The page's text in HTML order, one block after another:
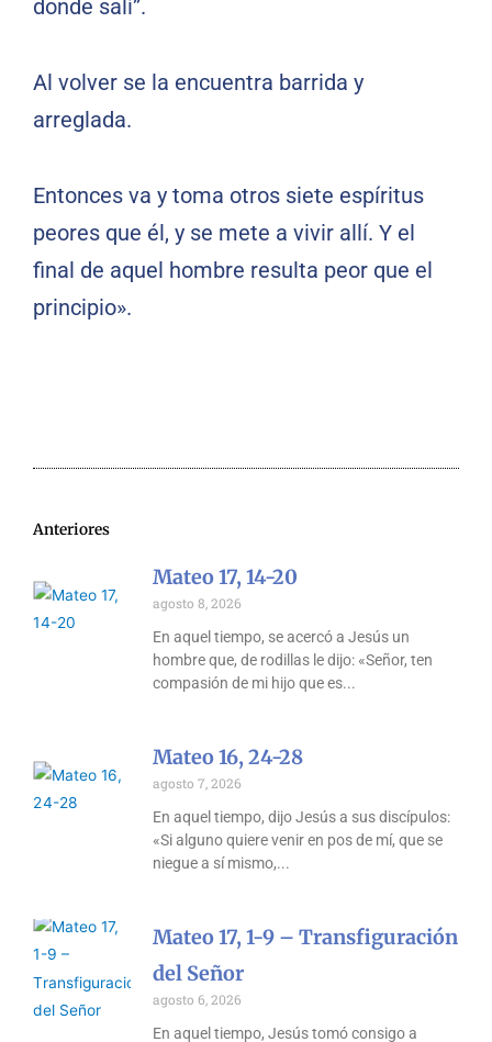
donde salí”.
Al volver se la encuentra barrida y
arreglada.
Entonces va y toma otros siete espíritus
peores que él, y se mete a vivir allí. Y el
final de aquel hombre resulta peor que el
principio».
Anteriores
Mateo 17, 14-20
agosto 8, 2026
En aquel tiempo, se acercó a Jesús un
hombre que, de rodillas le dijo: «Señor, ten
compasión de mi hijo que es
Mateo 16, 24-28
agosto 7, 2026
En aquel tiempo, dijo Jesús a sus discípulos:
«Si alguno quiere venir en pos de mí, que se
niegue a sí mismo,
Mateo 17, 1-9 – Transfiguración
del Señor
agosto 6, 2026
En aquel tiempo, Jesús tomó consigo a